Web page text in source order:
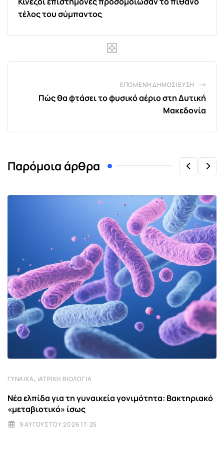
τέλος του σύμπαντος
ΕΠΌΜΕΝΗ ΔΗΜΟΣΊΕΥΣΗ
Πώς θα φτάσει το φυσικό αέριο στη Δυτική
Μακεδονία
Παρόμοια άρθρα
ΓΥΝΑΊΚΑ, ΙΑΤΡΙΚΉ ΒΙΟΛΟΓΊΑ
Νέα ελπίδα για τη γυναικεία γονιμότητα: Βακτηριακό
«μεταβιοτικό» ίσως
9 ΑΥΓΟΎΣΤΟΥ 2026 17:25